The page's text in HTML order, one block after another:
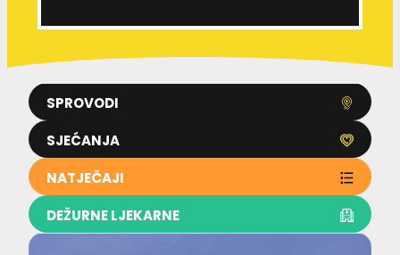
SPROVODI
SJEĆANJA
NATJEČAJI
DEŽURNE LJEKARNE